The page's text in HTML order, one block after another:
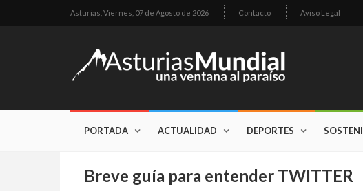
Asturias, Viernes, 07 de Agosto de 2026 Contacto Aviso Legal
PORTADA ACTUALIDAD DEPORTES
Breve guía para entender TWITTER